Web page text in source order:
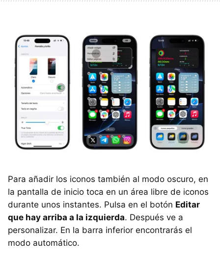
Para añadir los iconos también al modo oscuro, en
la pantalla de inicio toca en un área libre de iconos
durante unos instantes. Pulsa en el botón Editar
que hay arriba a la izquierda. Después ve a
personalizar. En la barra inferior encontrarás el
modo automático.